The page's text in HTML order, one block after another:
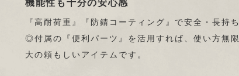
機能性も十分の安心感
『高耐荷重』『防錆コーティング』で安全・長持ち
◎付属の『便利パーツ』を活用すれば、使い方無限
大の頼もしいアイテムです。